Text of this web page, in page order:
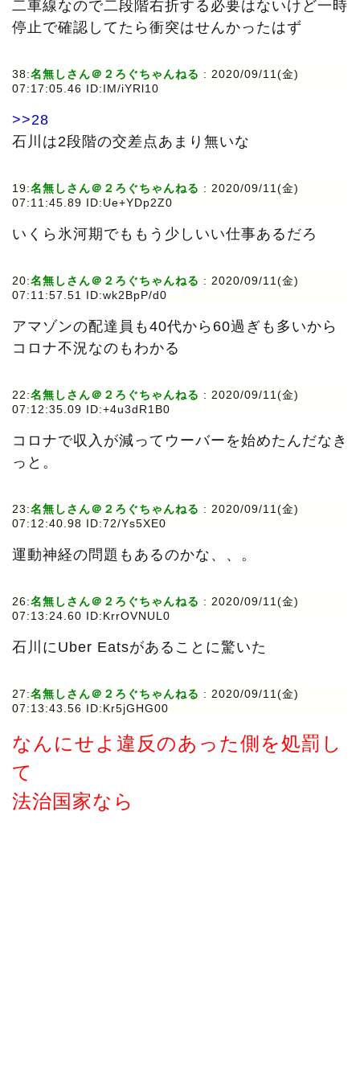
二車線なので二段階右折する必要はないけど一時
停止で確認してたら衝突はせんかったはず
38:名無しさん＠２ろぐちゃんねる : 2020/09/11(金)
07:17:05.46 ID:IM/iYRl10
>>28
石川は2段階の交差点あまり無いな
19:名無しさん＠２ろぐちゃんねる : 2020/09/11(金)
07:11:45.89 ID:Ue+YDp2Z0
いくら氷河期でももう少しいい仕事あるだろ
20:名無しさん＠２ろぐちゃんねる : 2020/09/11(金)
07:11:57.51 ID:wk2BpP/d0
アマゾンの配達員も40代から60過ぎも多いから
コロナ不況なのもわかる
22:名無しさん＠２ろぐちゃんねる : 2020/09/11(金)
07:12:35.09 ID:+4u3dR1B0
コロナで収入が減ってウーバーを始めたんだなき
っと。
23:名無しさん＠２ろぐちゃんねる : 2020/09/11(金)
07:12:40.98 ID:72/Ys5XE0
運動神経の問題もあるのかな、、。
26:名無しさん＠２ろぐちゃんねる : 2020/09/11(金)
07:13:24.60 ID:KrrOVNUL0
石川にUber Eatsがあることに驚いた
27:名無しさん＠２ろぐちゃんねる : 2020/09/11(金)
07:13:43.56 ID:Kr5jGHG00
なんにせよ違反のあった側を処罰し
て
法治国家なら